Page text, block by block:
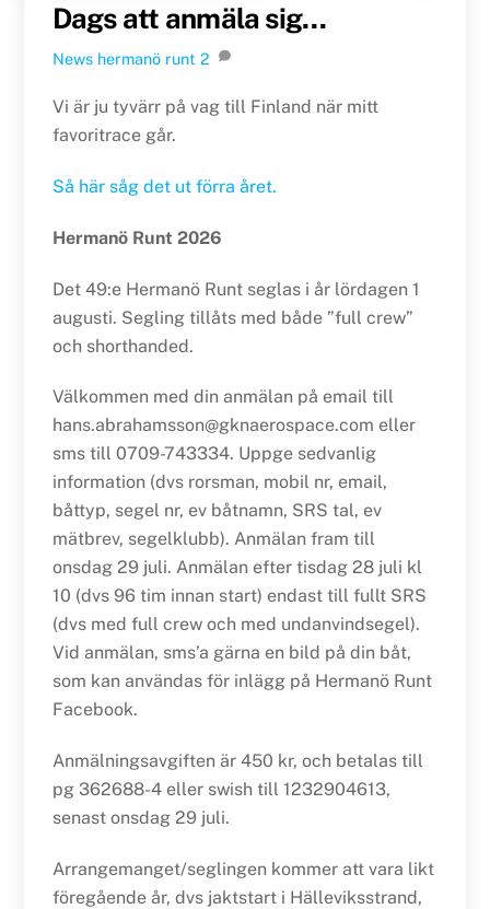
Dags att anmäla sig…
News hermanö runt 2
Vi är ju tyvärr på vag till Finland när mitt
favoritrace går.
Så här såg det ut förra året.
Hermanö Runt 2026
Det 49:e Hermanö Runt seglas i år lördagen 1
augusti. Segling tillåts med både ”full crew”
och shorthanded.
Välkommen med din anmälan på email till
hans.abrahamsson@gknaerospace.com eller
sms till 0709-743334. Uppge sedvanlig
information (dvs rorsman, mobil nr, email,
båttyp, segel nr, ev båtnamn, SRS tal, ev
mätbrev, segelklubb). Anmälan fram till
onsdag 29 juli. Anmälan efter tisdag 28 juli kl
10 (dvs 96 tim innan start) endast till fullt SRS
(dvs med full crew och med undanvindsegel).
Vid anmälan, sms’a gärna en bild på din båt,
som kan användas för inlägg på Hermanö Runt
Facebook.
Anmälningsavgiften är 450 kr, och betalas till
pg 362688-4 eller swish till 1232904613,
senast onsdag 29 juli.
Arrangemanget/seglingen kommer att vara likt
föregående år, dvs jaktstart i Hälleviksstrand,